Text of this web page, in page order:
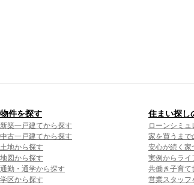
物件を探す
新築一戸建てから探す
中古一戸建てから探す
土地から探す
地図から探す
通勤・通学から探す
学区から探す
住まい探し
ローンシミュ
家を買うまで
安心が続く家
実例からライ
共働き子育て
営業スタッフ